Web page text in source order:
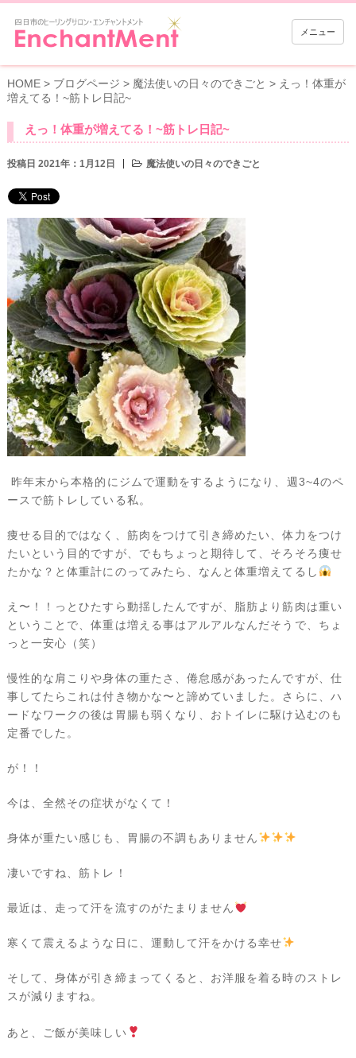
メニュー
HOME> ブログページ > 魔法使いの日々のできごと > えっ！体重が
増えてる！~筋トレ日記~
えっ！体重が増えてる！~筋トレ日記~
投稿日 2021年：1月12日 魔法使いの日々のできごと
昨年末から本格的にジムで運動をするようになり、週3~4のペ
ースで筋トレしている私。
痩せる目的ではなく、筋肉をつけて引き締めたい、体力をつけ
たいという目的ですが、でもちょっと期待して、そろそろ痩せ
たかな？と体重計にのってみたら、なんと体重増えてるし
え〜！！っとひたすら動揺したんですが、脂肪より筋肉は重い
ということで、体重は増える事はアルアルなんだそうで、ちょ
っと一安心（笑）
慢性的な肩こりや身体の重たさ、倦怠感があったんですが、仕
事してたらこれは付き物かな〜と諦めていました。さらに、ハ
ードなワークの後は胃腸も弱くなり、おトイレに駆け込むのも
定番でした。
が！！
今は、全然その症状がなくて！
身体が重たい感じも、胃腸の不調もありません
凄いですね、筋トレ！
最近は、走って汗を流すのがたまりません
寒くて震えるような日に、運動して汗をかける幸せ
そして、身体が引き締まってくると、お洋服を着る時のストレ
スが減りますね。
あと、ご飯が美味しい